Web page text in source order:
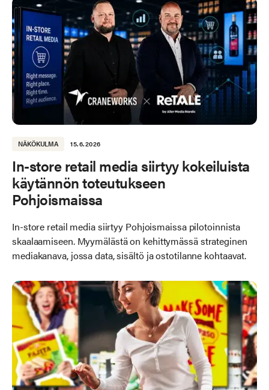
NÄKÖKULMA 15.6.2026
In-store retail media siirtyy kokeiluista
käytännön toteutukseen
Pohjoismaissa
In-store retail media siirtyy Pohjoismaissa pilotoinnista
skaalaamiseen. Myymälästä on kehittymässä strateginen
mediakanava, jossa data, sisältö ja ostotilanne kohtaavat.